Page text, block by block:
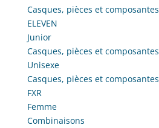
Casques, pièces et composantes
ELEVEN
Junior
Casques, pièces et composantes
Unisexe
Casques, pièces et composantes
FXR
Femme
Combinaisons